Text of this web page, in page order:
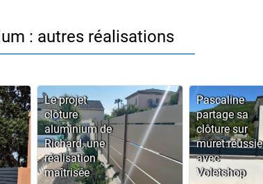
: autres réalisations
Le projet
clôture
aluminium de
Richard, une
réalisation
maîtrisée
Pascaline
partage sa
clôture sur
muret réussie
avec
Voletshop